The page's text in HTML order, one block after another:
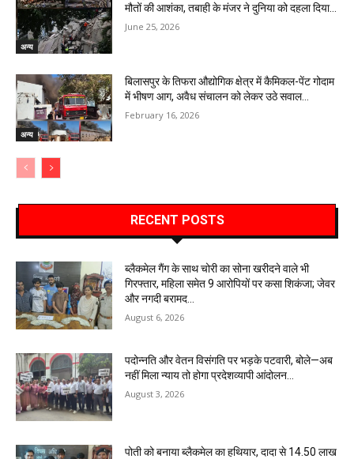
अन्य
मौतों की आशंका, तबाही के मंजर ने दुनिया को दहला दिया…
June 25, 2026
अन्य
बिलासपुर के तिफरा औद्योगिक क्षेत्र में कैमिकल-पेंट गोदाम
में भीषण आग, अवैध संचालन को लेकर उठे सवाल…
February 16, 2026
RECENT POSTS
ब्लैकमेल गैंग के साथ चोरी का सोना खरीदने वाले भी
गिरफ्तार, महिला समेत 9 आरोपियों पर कसा शिकंजा; जेवर
और नगदी बरामद…
August 6, 2026
पदोन्नति और वेतन विसंगति पर भड़के पटवारी, बोले—अब
नहीं मिला न्याय तो होगा प्रदेशव्यापी आंदोलन…
August 3, 2026
पोती को बनाया ब्लैकमेल का हथियार, दादा से 14.50 लाख